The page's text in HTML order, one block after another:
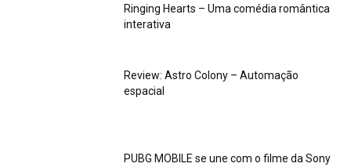
Ringing Hearts – Uma comédia romântica
interativa
Review: Astro Colony – Automação
espacial
PUBG MOBILE se une com o filme da Sony